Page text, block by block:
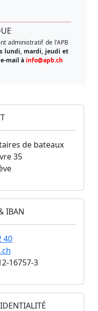
administratif de l'APB
lundi, mardi, jeudi et
mail à info@apb.ch
de bateaux
35
IBAN
40
16757-3